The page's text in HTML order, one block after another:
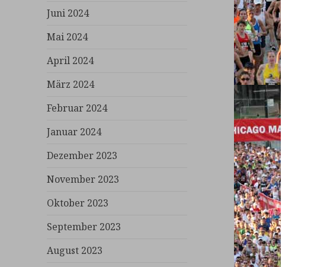
Juni 2024
Mai 2024
April 2024
März 2024
Februar 2024
Januar 2024
Dezember 2023
November 2023
Oktober 2023
September 2023
August 2023